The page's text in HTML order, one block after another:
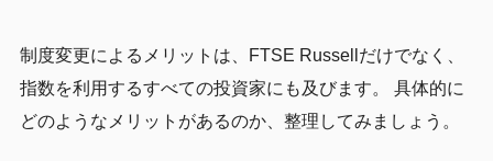
制度変更によるメリットは、FTSE Russellだけでなく、
指数を利用するすべての投資家にも及びます。 具体的に
どのようなメリットがあるのか、整理してみましょう。